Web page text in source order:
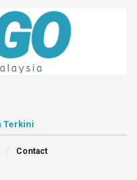
Terkini
Contact